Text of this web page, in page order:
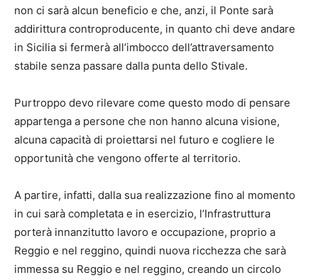
non ci sarà alcun beneficio e che, anzi, il Ponte sarà
addirittura controproducente, in quanto chi deve andare
in Sicilia si fermerà all’imbocco dell’attraversamento
stabile senza passare dalla punta dello Stivale.
Purtroppo devo rilevare come questo modo di pensare
appartenga a persone che non hanno alcuna visione,
alcuna capacità di proiettarsi nel futuro e cogliere le
opportunità che vengono offerte al territorio.
A partire, infatti, dalla sua realizzazione fino al momento
in cui sarà completata e in esercizio, l’Infrastruttura
porterà innanzitutto lavoro e occupazione, proprio a
Reggio e nel reggino, quindi nuova ricchezza che sarà
immessa su Reggio e nel reggino, creando un circolo